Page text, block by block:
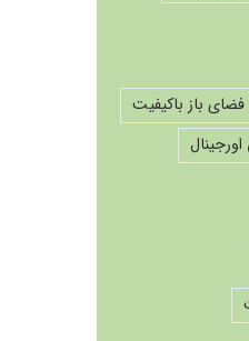
فضای باز باکیفیت